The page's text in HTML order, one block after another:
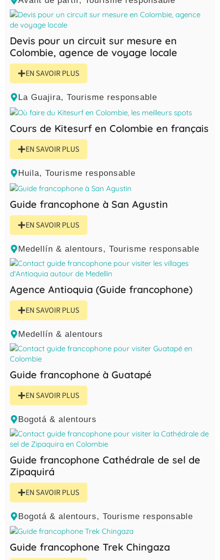
Devis pour un circuit sur mesure en
Colombie, agence de voyage locale
EN SAVOIR PLUS
La Guajira, Tourisme responsable
Cours de Kitesurf en Colombie en français
EN SAVOIR PLUS
Huila, Tourisme responsable
Guide francophone à San Agustin
EN SAVOIR PLUS
Medellín & alentours, Tourisme responsable
Agence Antioquia (Guide francophone)
EN SAVOIR PLUS
Medellín & alentours
Guide francophone à Guatapé
EN SAVOIR PLUS
Bogotá & alentours
Guide francophone Cathédrale de sel de
Zipaquirá
EN SAVOIR PLUS
Bogotá & alentours, Tourisme responsable
Guide francophone Trek Chingaza